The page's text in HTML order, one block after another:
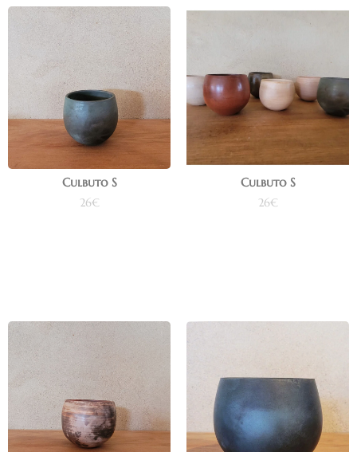
Culbuto S
26€
Culbuto S
26€